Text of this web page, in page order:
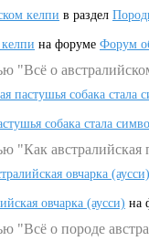
келпи в раздел
на форуме Форум
"Всё о
пастушья собака
собака стала
"Как
овчарка (аусси)
овчарка (аусси) на
"Всё о породе